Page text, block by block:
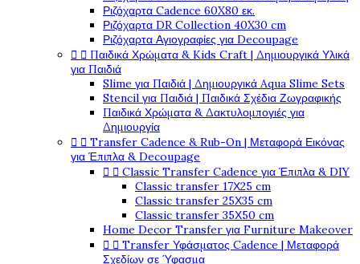
Ριζόχαρτα Cadence 60X80 εκ.
Ριζόχαρτα DR Collection 40X30 cm
Ριζόχαρτα Αγιογραφίες για Decoupage
  Παιδικά Χρώματα & Kids Craft | Δημιουργικά Υλικά
για Παιδιά
Slime για Παιδιά | Δημιουργικά Aqua Slime Sets
Stencil για Παιδιά | Παιδικά Σχέδια Ζωγραφικής
Παιδικά Χρώματα & Δακτυλομπογιές για
Δημιουργία
  Transfer Cadence & Rub-On | Μεταφορά Εικόνας
για Έπιπλα & Decoupage
  Classic Transfer Cadence για Έπιπλα & DIY
Classic transfer 17Χ25 cm
Classic transfer 25Χ35 cm
Classic transfer 35Χ50 cm
Home Decor Transfer για Furniture Makeover
  Transfer Υφάσματος Cadence | Μεταφορά
Σχεδίων σε Ύφασμα